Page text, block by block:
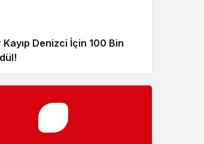
Kayıp Denizci İçin 100 Bin